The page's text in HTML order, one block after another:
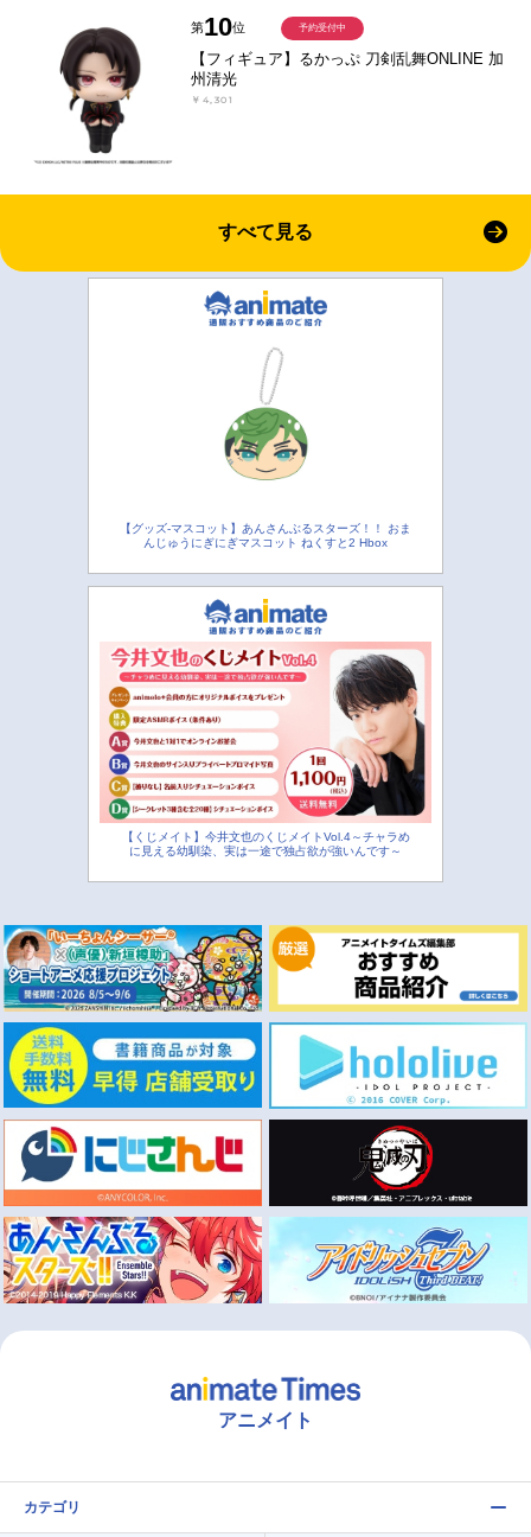
第10位
【フィギュア】るかっぷ 刀剣乱舞ONLINE 加
州清光
￥4,301
予約受付中
すべて見る
【グッズ-マスコット】あんさんぶるスターズ！！ おま
んじゅうにぎにぎマスコット ねくすと2 Hbox
【くじメイト】今井文也のくじメイトVol.4～チャラめ
に見える幼馴染、実は一途で独占欲が強いんです～
アニメイト
カテゴリ